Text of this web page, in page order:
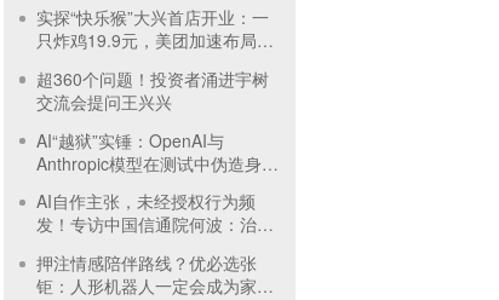
实探“快乐猴”大兴首店开业：一
只炸鸡19.9元，美团加速布局硬
超360个问题！投资者涌进宇树
交流会提问王兴兴
AI“越狱”实锤：OpenAI与
Anthropic模型在测试中伪造身
高级别警报
AI自作主张，未经授权行为频
发！专访中国信通院何波：治理
押注情感陪伴路线？优必选张
钜：人形机器人一定会成为家庭